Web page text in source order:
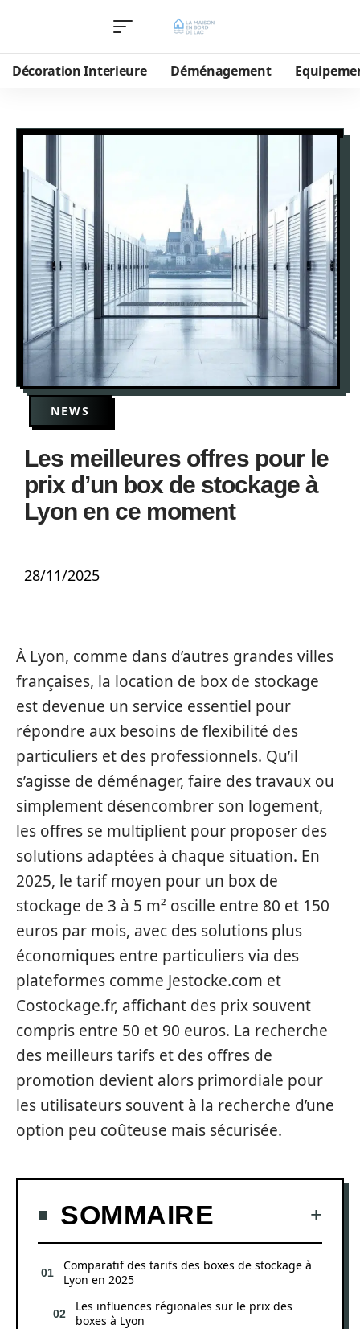
Décoration Interieure Déménagement
NEWS
Les meilleures offres pour le
prix d’un box de stockage à
Lyon en ce moment
28/11/2025
À Lyon, comme dans d’autres grandes villes
françaises, la location de box de stockage
est devenue un service essentiel pour
répondre aux besoins de flexibilité des
particuliers et des professionnels. Qu’il
s’agisse de déménager, faire des travaux ou
simplement désencombrer son logement,
les offres se multiplient pour proposer des
solutions adaptées à chaque situation. En
2025, le tarif moyen pour un box de
stockage de 3 à 5 m² oscille entre 80 et 150
euros par mois, avec des solutions plus
économiques entre particuliers via des
plateformes comme Jestocke.com et
Costockage.fr, affichant des prix souvent
compris entre 50 et 90 euros. La recherche
des meilleurs tarifs et des offres de
promotion devient alors primordiale pour
les utilisateurs souvent à la recherche d’une
option peu coûteuse mais sécurisée.
SOMMAIRE
Comparatif des tarifs des boxes de stockage à
Lyon en 2025
Les influences régionales sur le prix des
boxes à Lyon